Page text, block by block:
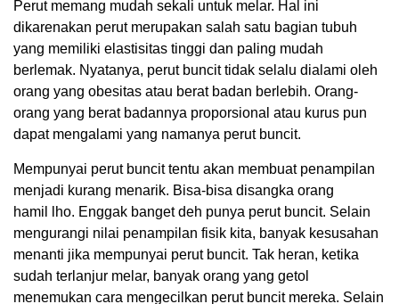
Perut memang mudah sekali untuk melar. Hal ini
dikarenakan perut merupakan salah satu bagian tubuh
yang memiliki elastisitas tinggi dan paling mudah
berlemak. Nyatanya, perut buncit tidak selalu dialami oleh
orang yang obesitas atau berat badan berlebih. Orang-
orang yang berat badannya proporsional atau kurus pun
dapat mengalami yang namanya perut buncit.
Mempunyai perut buncit tentu akan membuat penampilan
menjadi kurang menarik. Bisa-bisa disangka orang
hamil lho. Enggak banget deh punya perut buncit. Selain
mengurangi nilai penampilan fisik kita, banyak kesusahan
menanti jika mempunyai perut buncit. Tak heran, ketika
sudah terlanjur melar, banyak orang yang getol
menemukan cara mengecilkan perut buncit mereka. Selain